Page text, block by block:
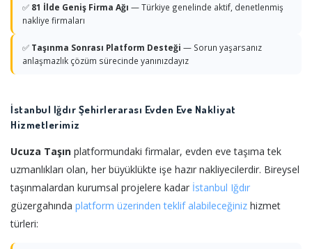
✅ 81 İlde Geniş Firma Ağı — Türkiye genelinde aktif, denetlenmiş
nakliye firmaları
✅ Taşınma Sonrası Platform Desteği — Sorun yaşarsanız
anlaşmazlık çözüm sürecinde yanınızdayız
İstanbul Iğdır Şehirlerarası Evden Eve Nakliyat
Hizmetlerimiz
Ucuza Taşın platformundaki firmalar, evden eve taşıma tek
uzmanlıkları olan, her büyüklükte işe hazır nakliyecilerdir. Bireysel
taşınmalardan kurumsal projelere kadar İstanbul Iğdır
güzergahında platform üzerinden teklif alabileceğiniz hizmet
türleri: